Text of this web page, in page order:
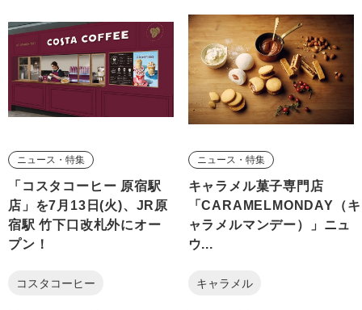
ニュース・特集
「コスタコーヒー 原宿駅
店」を7月13日(火)、JR原
宿駅 竹下口改札外にオー
プン！
コスタコーヒー
ニュース・特集
キャラメル菓子専門店
「CARAMELMONDAY（キ
ャラメルマンデー）」ニュ
ウ...
キャラメル